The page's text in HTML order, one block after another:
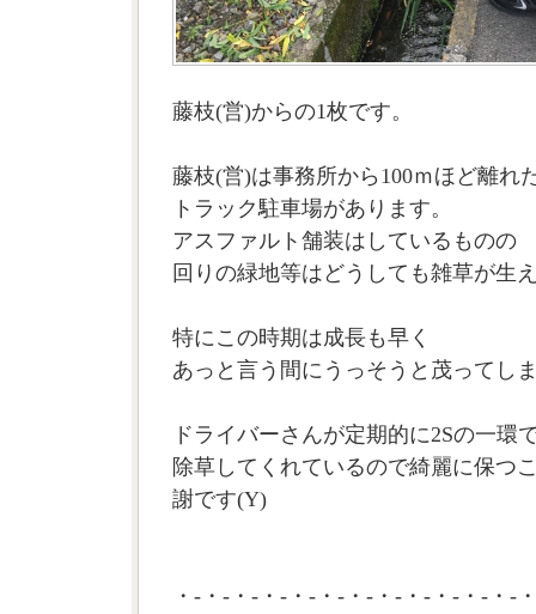
藤枝(営)からの1枚です。
藤枝(営)は事務所から100ｍほど離れ
トラック駐車場があります。
アスファルト舗装はしているものの
回りの緑地等はどうしても雑草が生
特にこの時期は成長も早く
あっと言う間にうっそうと茂ってし
ドライバーさんが定期的に2Sの一環
除草してくれているので綺麗に保つ
謝です(Y)
・-・-・-・-・-・-・-・-・-・-・-・-